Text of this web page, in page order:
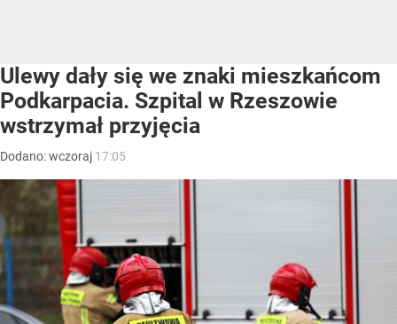
Ulewy dały się we znaki mieszkańcom
Podkarpacia. Szpital w Rzeszowie
wstrzymał przyjęcia
Dodano:wczoraj 17:05